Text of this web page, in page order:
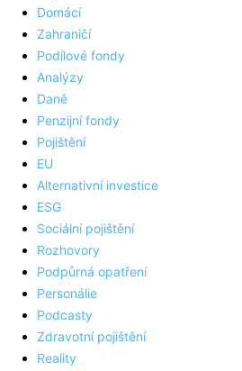
Domácí
Zahraničí
Podílové fondy
Analýzy
Daně
Penzijní fondy
Pojištění
EU
Alternativní investice
ESG
Sociální pojištění
Rozhovory
Podpůrná opatření
Personálie
Podcasty
Zdravotní pojištění
Reality